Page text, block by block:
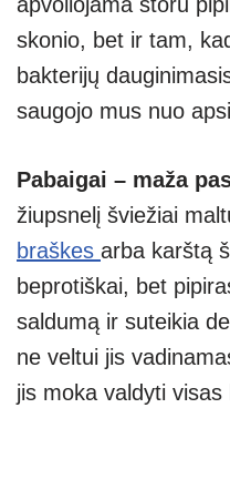
apvoliojama storu
skonio, bet ir tam,
bakterijų
saugojo mus nuo
Pabaigai – maža
žiupsnelį šviežiai
braškes arba karštą
beprotiškai, bet
saldumą ir suteikia
ne veltui jis
jis moka valdyti